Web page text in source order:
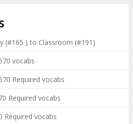
(#165 ) to Classroom (#191)
vocabs
Required vocabs
Required vocabs
Required vocabs